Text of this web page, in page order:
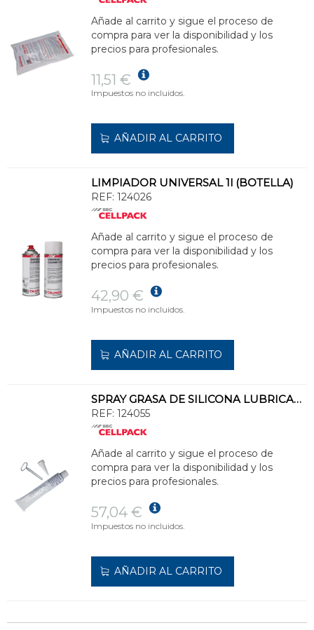
Añade al carrito y sigue el proceso de
compra para ver la disponibilidad y los
precios para profesionales.
11,51 €
Impuestos no incluidos.
AÑADIR AL CARRITO
LIMPIADOR UNIVERSAL 1l (BOTELLA)
REF: 124026
Añade al carrito y sigue el proceso de
compra para ver la disponibilidad y los
precios para profesionales.
42,90 €
Impuestos no incluidos.
AÑADIR AL CARRITO
SPRAY GRASA DE SILICONA LUBRICANTE 0,4l
REF: 124055
Añade al carrito y sigue el proceso de
compra para ver la disponibilidad y los
precios para profesionales.
57,04 €
Impuestos no incluidos.
AÑADIR AL CARRITO